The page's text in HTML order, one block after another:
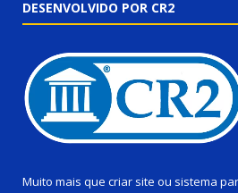
DESENVOLVIDO POR CR2
Muito mais que criar site ou sistema